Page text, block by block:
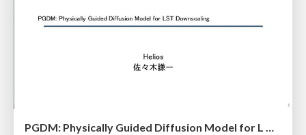
PGDM: Physically Guided Diffusion Model for L Downscaling